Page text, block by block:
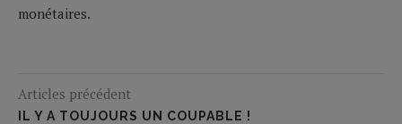
monétaires.
Articles précédent
IL Y A TOUJOURS UN COUPABLE !